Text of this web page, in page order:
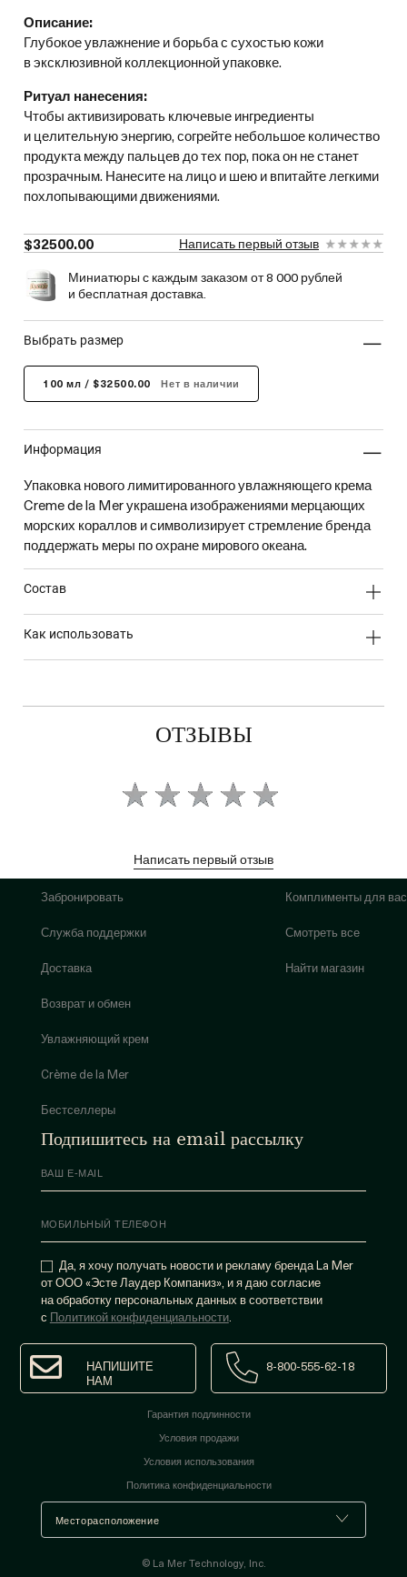
Описание:
Глубокое увлажнение и борьба с сухостью кожи
в эксклюзивной коллекционной упаковке.
Ритуал нанесения:
Чтобы активизировать ключевые ингредиенты
и целительную энергию, согрейте небольшое количество
продукта между пальцев до тех пор, пока он не станет
прозрачным. Нанесите на лицо и шею и впитайте легкими
похлопывающими движениями.
$32500.00
Написать первый отзыв
Миниатюры с каждым заказом от 8 000 рублей
и бесплатная доставка.
выбрать размер
100 мл / $32500.00 Нет в наличии
информация
Упаковка нового лимитированного увлажняющего крема
Creme de la Mer украшена изображениями мерцающих
морских кораллов и символизирует стремление бренда
поддержать меры по охране мирового океана.
состав
как использовать
ОТЗЫВЫ
Написать первый отзыв
Забронировать
Служба поддержки
Доставка
Возврат и обмен
Увлажняющий крем
Crème de la Mer
Бестселлеры
Комплименты для вас
Смотреть все
Найти магазин
Подпишитесь на email рассылку
Да, я хочу получать новости и рекламу бренда La Mer
от ООО «Эсте Лаудер Компаниз», и я даю согласие
на обработку персональных данных в соответствии
с Политикой конфиденциальности.
НАПИШИТЕ
НАМ
8-800-555-62-18
Гарантия подлинности
Условия продажи
Условия использования
Политика конфиденциальности
© La Mer Technology, Inc.